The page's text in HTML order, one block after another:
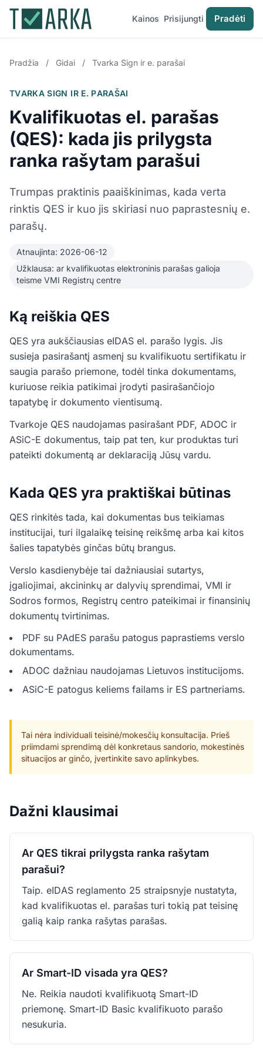
Kainos Prisijungti Pradėti
Pradžia / Gidai / Tvarka Sign ir e. parašai
TVARKA SIGN IR E. PARAŠAI
Kvalifikuotas el. parašas
(QES): kada jis prilygsta
ranka rašytam parašui
Trumpas praktinis paaiškinimas, kada verta
rinktis QES ir kuo jis skiriasi nuo paprastesnių e.
parašų.
Atnaujinta: 2026-06-12
Užklausa: ar kvalifikuotas elektroninis parašas galioja
teisme VMI Registrų centre
Ką reiškia QES
QES yra aukščiausias eIDAS el. parašo lygis. Jis
susieja pasirašantį asmenį su kvalifikuotu sertifikatu ir
saugia parašo priemone, todėl tinka dokumentams,
kuriuose reikia patikimai įrodyti pasirašančiojo
tapatybę ir dokumento vientisumą.
Tvarkoje QES naudojamas pasirašant PDF, ADOC ir
ASiC-E dokumentus, taip pat ten, kur produktas turi
pateikti dokumentą ar deklaraciją Jūsų vardu.
Kada QES yra praktiškai būtinas
QES rinkitės tada, kai dokumentas bus teikiamas
institucijai, turi ilgalaikę teisinę reikšmę arba kai kitos
šalies tapatybės ginčas būtų brangus.
Verslo kasdienybėje tai dažniausiai sutartys,
įgaliojimai, akcininkų ar dalyvių sprendimai, VMI ir
Sodros formos, Registrų centro pateikimai ir finansinių
dokumentų tvirtinimas.
PDF su PAdES parašu patogus paprastiems verslo
dokumentams.
ADOC dažniau naudojamas Lietuvos institucijoms.
ASiC-E patogus keliems failams ir ES partneriams.
Tai nėra individuali teisinė/mokesčių konsultacija. Prieš
priimdami sprendimą dėl konkretaus sandorio, mokestinės
situacijos ar ginčo, įvertinkite savo aplinkybes.
Dažni klausimai
Ar QES tikrai prilygsta ranka rašytam
parašui?
Taip. eIDAS reglamento 25 straipsnyje nustatyta,
kad kvalifikuotas el. parašas turi tokią pat teisinę
galią kaip ranka rašytas parašas.
Ar Smart-ID visada yra QES?
Ne. Reikia naudoti kvalifikuotą Smart-ID
priemonę. Smart-ID Basic kvalifikuoto parašo
nesukuria.